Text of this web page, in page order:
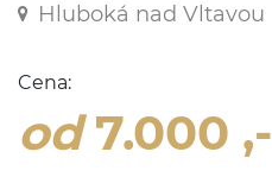
Hluboká nad Vltavou
Cena:
od7.000 ,-